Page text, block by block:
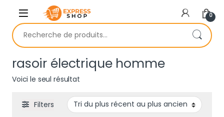
Skip to navigation
Skip to content
0
Recherche pour :
rasoir électrique homme
Voici le seul résultat
Filters